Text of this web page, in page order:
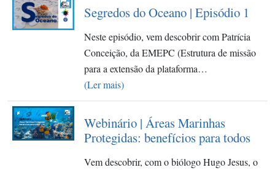
Segredos do Oceano | Episódio 1
Neste episódio, vem descobrir com Patrícia
Conceição, da EMEPC (Estrutura de missão
para a extensão da plataforma…
(Ler mais)
Webinário | Áreas Marinhas
Protegidas: benefícios para todos
Vem descobrir, com o biólogo Hugo Jesus, o